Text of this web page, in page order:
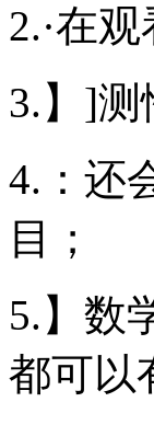
2.·在
3.】]测
4.：还
目；
5.】数
都可以